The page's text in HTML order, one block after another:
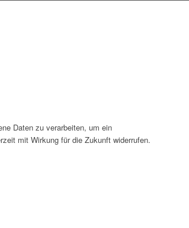
Daten zu verarbeiten, um ein
mit Wirkung für die Zukunft widerrufen.